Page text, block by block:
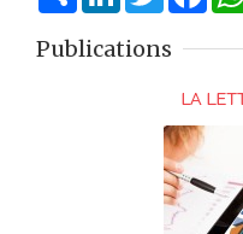
Publications